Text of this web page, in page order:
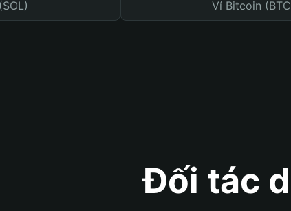
Ví Bitcoin
Đối tác